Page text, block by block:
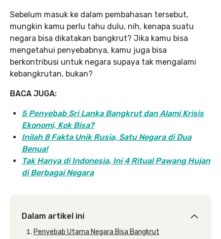
Sebelum masuk ke dalam pembahasan tersebut,
mungkin kamu perlu tahu dulu, nih, kenapa suatu
negara bisa dikatakan bangkrut? Jika kamu bisa
mengetahui penyebabnya, kamu juga bisa
berkontribusi untuk negara supaya tak mengalami
kebangkrutan, bukan?
BACA JUGA:
5 Penyebab Sri Lanka Bangkrut dan Alami Krisis
Ekonomi, Kok Bisa?
Inilah 8 Fakta Unik Rusia, Satu Negara di Dua
Benua!
Tak Hanya di Indonesia, Ini 4 Ritual Pawang Hujan
di Berbagai Negara
Dalam artikel ini
Penyebab Utama Negara Bisa Bangkrut